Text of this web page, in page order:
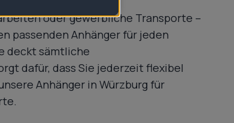
oder gewerbliche Transporte –
passenden Anhänger für jeden
deckt sämtliche
dafür, dass Sie jederzeit flexibel
Anhänger in Würzburg für